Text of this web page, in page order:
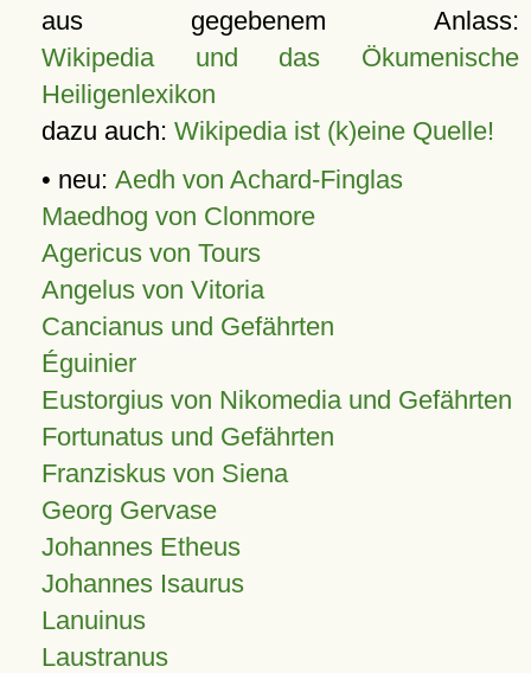
aus gegebenem Anlass:
Wikipedia und das Ökumenische
Heiligenlexikon
dazu auch: Wikipedia ist (k)eine Quelle!
• neu: Aedh von Achard-Finglas
Maedhog von Clonmore
Agericus von Tours
Angelus von Vitoria
Cancianus und Gefährten
Éguinier
Eustorgius von Nikomedia und Gefährten
Fortunatus und Gefährten
Franziskus von Siena
Georg Gervase
Johannes Etheus
Johannes Isaurus
Lanuinus
Laustranus